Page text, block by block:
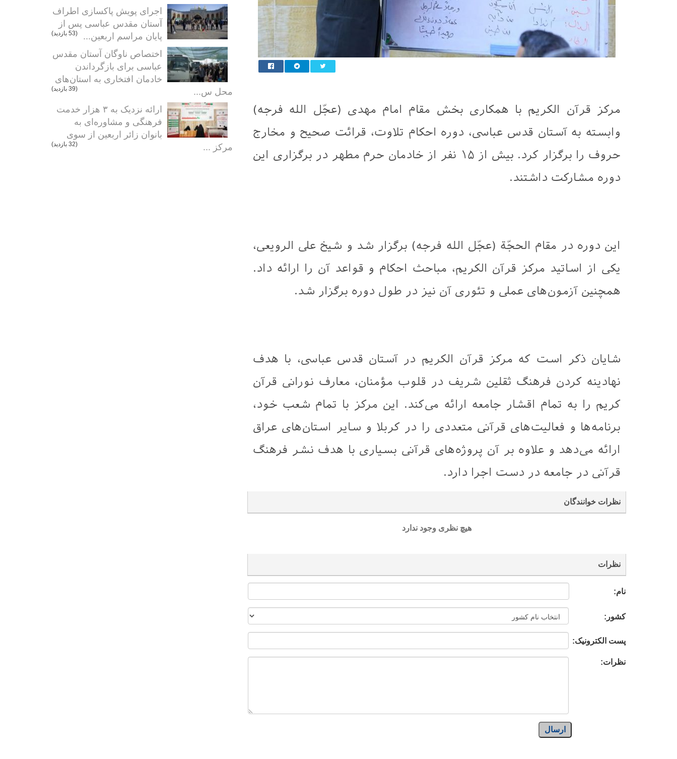
مرکز قرآن الکریم با همکاری بخش مقام امام مهدی (عجّل الله فرجه)
وابسته به آستان قدس عباسی، دوره احکام تلاوت، قرائت صحیح و مخارج
حروف را برگزار کرد. بیش از ۱۵ نفر از خادمان حرم مطهر در برگزاری این
دوره مشارکت داشتند.
این دوره در مقام الحجّة (عجّل الله فرجه) برگزار شد و شیخ علی الرویعی،
یکی از اساتید مرکز قرآن الکریم، مباحث احکام و قواعد آن را ارائه داد.
همچنین آزمون‌های عملی و تئوری آن نیز در طول دوره برگزار شد.
شایان ذکر است که مرکز قرآن الکریم در آستان قدس عباسی، با هدف
نهادینه کردن فرهنگ ثقلین شریف در قلوب مؤمنان، معارف نورانی قرآن
کریم را به تمام اقشار جامعه ارائه می‌کند. این مرکز با تمام شعب خود،
برنامه‌ها و فعالیت‌های قرآنی متعددی را در کربلا و سایر استان‌های عراق
ارائه می‌دهد و علاوه بر آن پروژه‌های قرآنی بسیاری با هدف نشر فرهنگ
قرآنی در جامعه در دست اجرا دارد.
نظرات خوانندگان
هیچ نظری وجود ندارد
نظرات
نام:
کشور:
پست الکترونیک:
نظرات:
ارسال
اجرای پویش پاکسازی اطراف
آستان مقدس عباسی پس از
پایان مراسم اربعین...
(53 بازدید)
اختصاص ناوگان آستان مقدس
عباسی برای بازگرداندن
خادمان افتخاری به استان‌های
محل س...
(39 بازدید)
ارائه نزدیک به ۳ هزار خدمت
فرهنگی و مشاوره‌ای به
بانوان زائر اربعین از سوی
مرکز ...
(32 بازدید)